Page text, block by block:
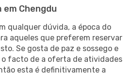
Chengdu
qualquer dúvida, a época do
aqueles que preferem reservar
Se gosta de paz e sossego e
o facto de a oferta de atividades
esta é definitivamente a